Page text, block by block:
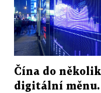
Čína do
digitální měnu.